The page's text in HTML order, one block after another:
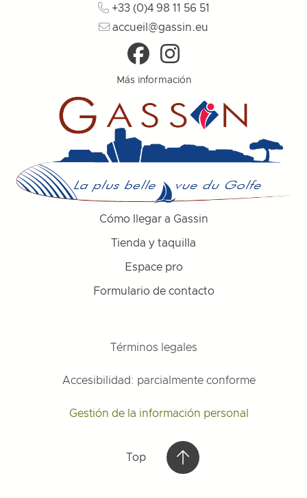
+33 (0)4 98 11 56 51
accueil@gassin.eu
Más información
Cómo llegar a Gassin
Tienda y taquilla
Espace pro
Formulario de contacto
Términos legales
Accesibilidad: parcialmente conforme
Gestión de la información personal
Top